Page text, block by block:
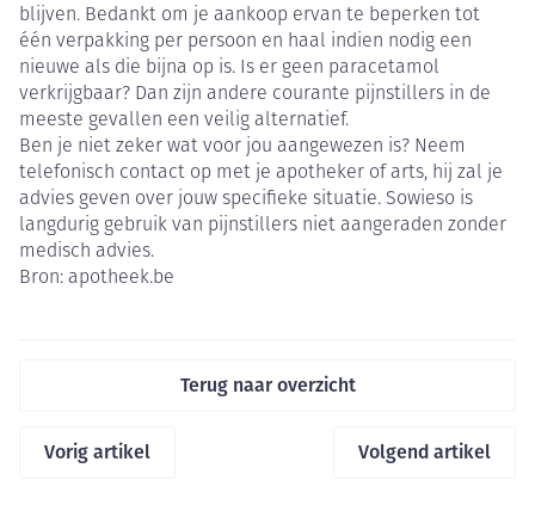
blijven. Bedankt om je aankoop ervan te beperken tot
één verpakking per persoon en haal indien nodig een
nieuwe als die bijna op is. Is er geen paracetamol
verkrijgbaar? Dan zijn andere courante pijnstillers in de
meeste gevallen een veilig alternatief.
Ben je niet zeker wat voor jou aangewezen is? Neem
telefonisch contact op met je apotheker of arts, hij zal je
advies geven over jouw specifieke situatie. Sowieso is
langdurig gebruik van pijnstillers niet aangeraden zonder
medisch advies.
Bron: apotheek.be
Terug naar overzicht
Vorig artikel Volgend artikel